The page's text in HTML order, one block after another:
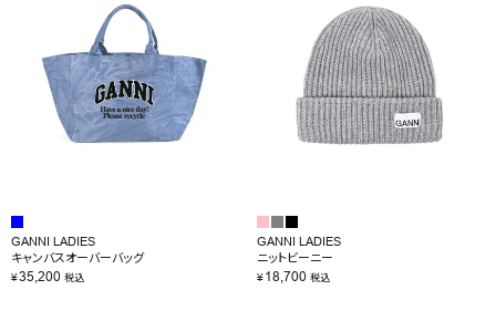
GANNI LADIES
キャンバスオーバーバッグ
¥35,200 税込
GANNI LADIES
ニットビーニー
¥18,700 税込